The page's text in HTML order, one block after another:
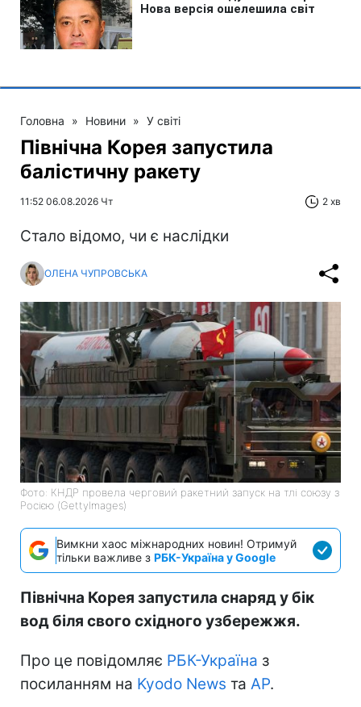
Головна » Новини » У світі
Північна Корея запустила
балістичну ракету
11:52 06.08.2026 Чт 2 хв
Стало відомо, чи є наслідки
ОЛЕНА ЧУПРОВСЬКА
Фото: КНДР провела черговий ракетний запуск на тлі союзу з
Росією (GettyImages)
Вимкни хаос міжнародних новин! Отримуй
тільки важливе з РБК-Україна у Google
Північна Корея запустила снаряд у бік
вод біля свого східного узбережжя.
Про це повідомляє РБК-Україна з
посиланням на Kyodo News та АР.